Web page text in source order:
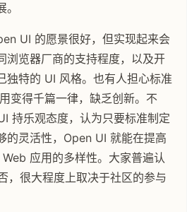
UI 的愿景很好，但实现起来会
浏览器厂商的支持程度，以及开
独特的 UI 风格。也有人担心标准
变得千篇一律，缺乏创新。不
持乐观态度，认为只要标准制定
的灵活性，Open UI 就能在提高
应用的多样性。大家普遍认
，很大程度上取决于社区的参与